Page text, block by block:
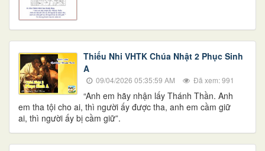
Thiếu Nhi VHTK Chúa Nhật 2 Phục Sinh
A
09/04/2026 05:35:59 AM Đã xem: 991
“Anh em hãy nhận lấy Thánh Thần. Anh
em tha tội cho ai, thì người ấy được tha, anh em cầm giữ
ai, thì người ấy bị cầm giữ”.